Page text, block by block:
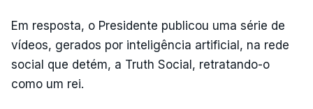
Em resposta, o Presidente publicou uma série de
vídeos, gerados por inteligência artificial, na rede
social que detém, a Truth Social, retratando-o
como um rei.